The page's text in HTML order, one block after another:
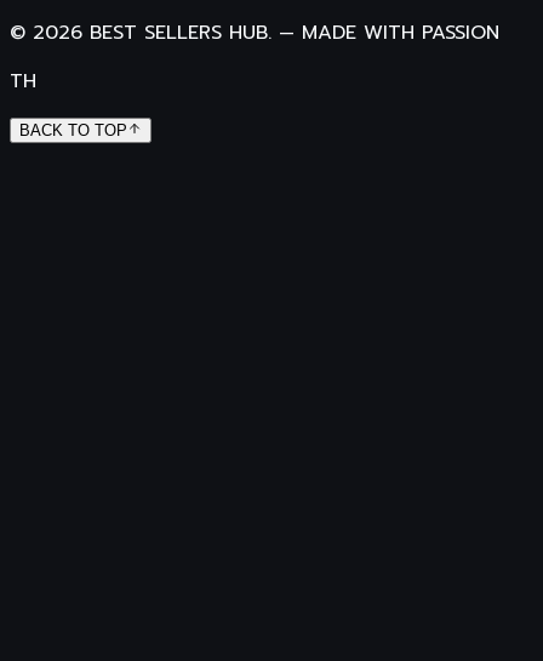
© 2026 BEST SELLERS HUB. — MADE WITH PASSION
TH
BACK TO TOP